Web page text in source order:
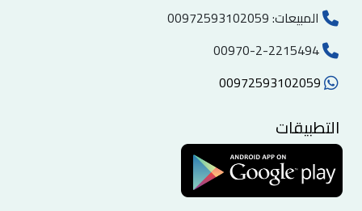
المبيعات:00972593102059
التطبيقات